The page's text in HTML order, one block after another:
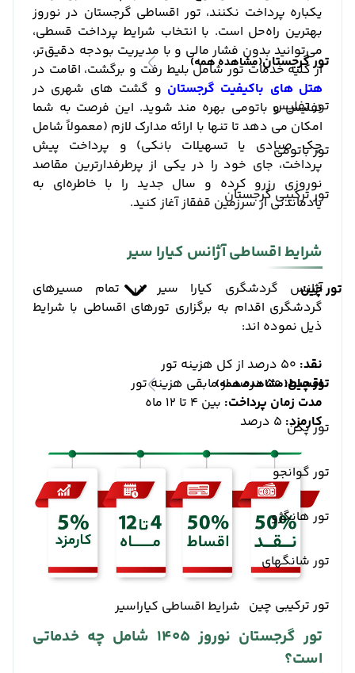
تور گرجستان(مشاهده همه)
تور تفلیس
تور باتومی
تور ترکیبی گرجستان
تور چین
تور چین(مشاهده همه)
تور پکن
تور گوانجو
تور هانگژو
تور شانگهای
تور ترکیبی چین
یکباره پرداخت نکنند، تور اقساطی گرجستان در نوروز
بهترین راه‌حل است. با انتخاب شرایط پرداخت قسطی،
می‌توانید بدون فشار مالی و با مدیریت بودجه دقیق‌تر،
از کلیه خدمات تور شامل بلیط رفت و برگشت، اقامت در
هتل‌ های باکیفیت گرجستان و گشت‌ های شهری در
تفلیس و باتومی بهره‌ مند شوید. این فرصت به شما
امکان می ‌دهد تا تنها با ارائه مدارک لازم (معمولاً شامل
چک صیادی یا تسهیلات بانکی) و پرداخت پیش
‌پرداخت، جای خود را در یکی از پرطرفدارترین مقاصد
نوروزی رزرو کرده و سال جدید را با خاطره‌ای به‌
یادماندنی از سرزمین قفقاز آغاز کنید.
شرایط اقساطی آژانس کیارا سیر
آژانس گردشگری کیارا سیر در تمام مسیرهای
گردشگری اقدام به برگزاری تورهای اقساطی با شرایط
ذیل نموده اند:
نقد: 50 درصد از کل هزینه تور
اقساط:50 درصد از مابقی هزینه تور
مدت زمان پرداخت: بین 4 تا 12 ماه
کارمزد:
شرایط اقساطی کیاراسیر
تور گرجستان نوروز 1405 شامل چه خدماتی
است؟